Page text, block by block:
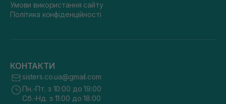
Умови використання сайту
Політика конфіденційності
КОНТАКТИ
sisters.co.ua@gmail.com
Пн.-Пт. з 10:00 до 19:00
Сб.-Нд. з 11:00 до 18:00